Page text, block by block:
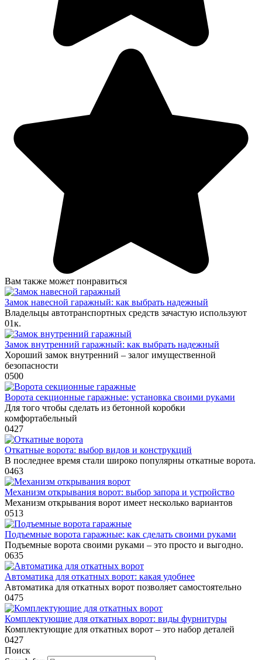
Вам также может понравиться
Замок навесной гаражный: как выбрать надежный
Владельцы автотранспортных средств зачастую используют
01к.
Замок внутренний гаражный: как выбрать надежный
Хороший замок внутренний – залог имущественной
безопасности
0500
Ворота секционные гаражные: установка своими руками
Для того чтобы сделать из бетонной коробки
комфортабельный
0427
Откатные ворота: выбор видов и конструкций
В последнее время стали широко популярны откатные ворота.
0463
Механизм открывания ворот: выбор запора и устройство
Механизм открывания ворот имеет несколько вариантов
0513
Подъемные ворота гаражные: как сделать своими руками
Подъемные ворота своими руками – это просто и выгодно.
0635
Автоматика для откатных ворот: какая удобнее
Автоматика для откатных ворот позволяет самостоятельно
0475
Комплектующие для откатных ворот: виды фурнитуры
Комплектующие для откатных ворот – это набор деталей
0427
Поиск